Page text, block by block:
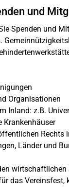
und
Spenden und
Organisationen
z.B.
Krankenhäuser
Rechts
Länder und
das